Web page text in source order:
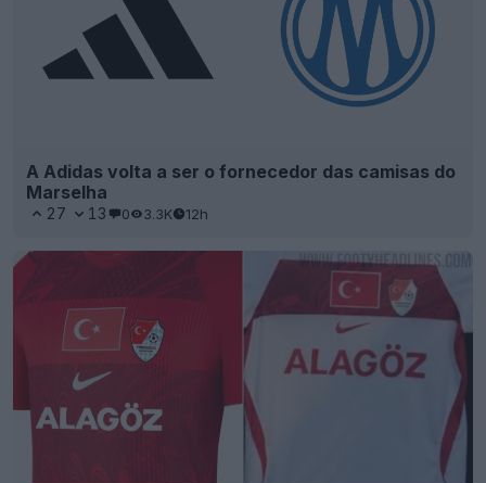
A Adidas volta a ser o fornecedor das camisas do
Marselha
27 13 0 3.3K 12h